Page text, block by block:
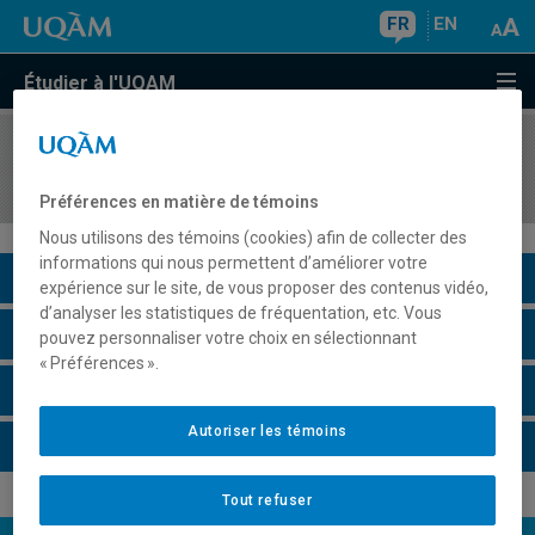
FR EN
Étudier à l'UQAM
COURS//
Description du cours
Horaire - Été 2026
Préférences en matière de témoins
Nous utilisons des témoins (cookies) afin de collecter des
informations qui nous permettent d’améliorer votre
expérience sur le site, de vous proposer des contenus vidéo,
d’analyser les statistiques de fréquentation, etc. Vous
pouvez personnaliser votre choix en sélectionnant
« Préférences ».
Tout refuser
Autoriser les témoins